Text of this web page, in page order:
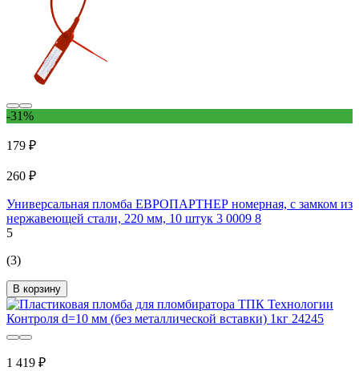
-31%
179 ₽
260 ₽
Универсальная пломба ЕВРОПАРТНЕР номерная, с замком из
нержавеющей стали, 220 мм, 10 штук 3 0009 8
5
(3)
В корзину
1 419 ₽